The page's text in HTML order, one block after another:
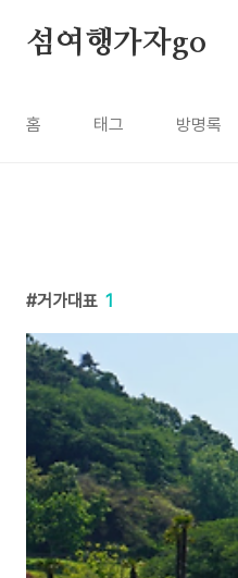
섬여행가자go
홈 태그 방명록
거가대표 1